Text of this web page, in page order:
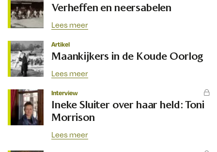
Verheffen en neersabelen
Lees meer
Artikel
Maankijkers in de Koude Oorlog
Lees meer
Interview
Ineke Sluiter over haar held: Toni
Morrison
Lees meer